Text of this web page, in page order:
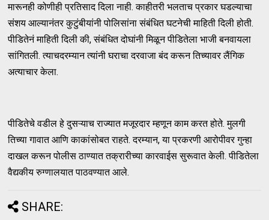
मारूनही कोणीही प्रतिसाद दिला नाही. काहीतरी भलताच प्रकार घडल्याचा
संशय आल्यानंतर कुटुंबीयांनी पोलिसांना संबंधित घटनेची माहिती दिली होती.
पीडितेनं माहिती दिली की, संबंधित दोघांनी मिळून पीडितेला भाजी बनवायला
सांगितली. त्याचदरम्यान त्यांनी घराचा दरवाजा बंद करून तिच्यावर लैंगिक
अत्याचार केला.
पीडितेचे वडील हे दुसऱ्याच राज्यात मजूरदार म्हणून काम करत होते. मुलगी
तिच्या गावात आणि काकांसोबत राहते. दरम्यान, या प्रकरणी आरोपीवर गुन्हा
दाखल करून पोलीस ठाण्यात तक्रारीच्या कारवाईस सुरूवात केली. पीडितेला
वैद्यकीय रुग्णालयात पाठवण्यात आले.
SHARE: